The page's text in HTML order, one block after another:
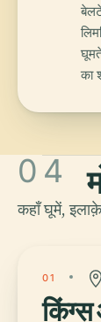
का
04
कहाँ घूमें,
01